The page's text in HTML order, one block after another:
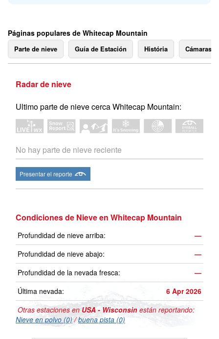
Páginas populares de Whitecap Mountain
Parte de nieve Guía de Estación História Cámaras
Radar de nieve
Ultimo parte de nieve cerca Whitecap Mountain:
No hay parte de nieve reciente
Presentar el reporte
Condiciones de Nieve en Whitecap Mountain
Profundidad de nieve arriba:
—
Profundidad de nieve abajo:
—
Profundidad de la nevada fresca:
—
Última nevada:
6 Apr 2026
Otras estaciones enUSA - Wisconsin están reportando:
Nieve en polvo (0)/buena pista (0)